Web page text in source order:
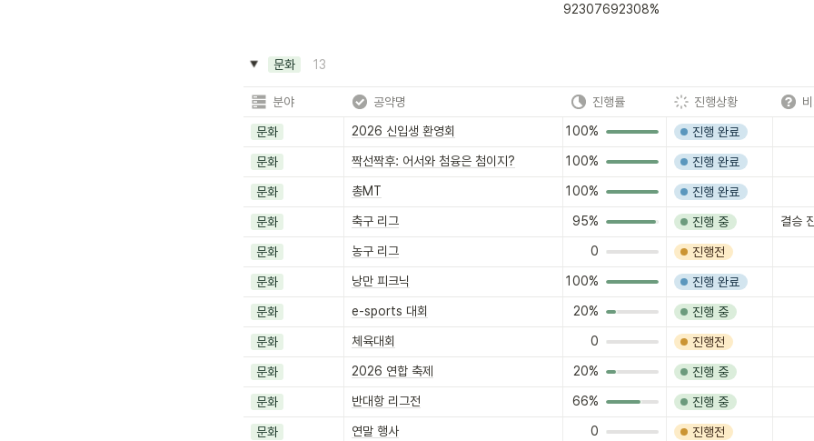
67.692307692308%
문화 13
분야 공약명 진행률 진행상황
문화 2026 신입생 환영회 100% 진행 완료
문화 짝선짝후: 어서와 첨융은 첨이지? 100% 진행 완료
문화 총MT 100% 진행 완료
문화 축구 리그 95% 진행 중 결승
문화 농구 리그 0 진행전
문화 낭만 피크닉 100% 진행 완료
문화 e-sports 대회 20% 진행 중
문화 체육대회 0 진행전
문화 2026 연합 축제 20% 진행 중
문화 반대항 리그전 66% 진행 중
문화 연말 행사 0 진행전